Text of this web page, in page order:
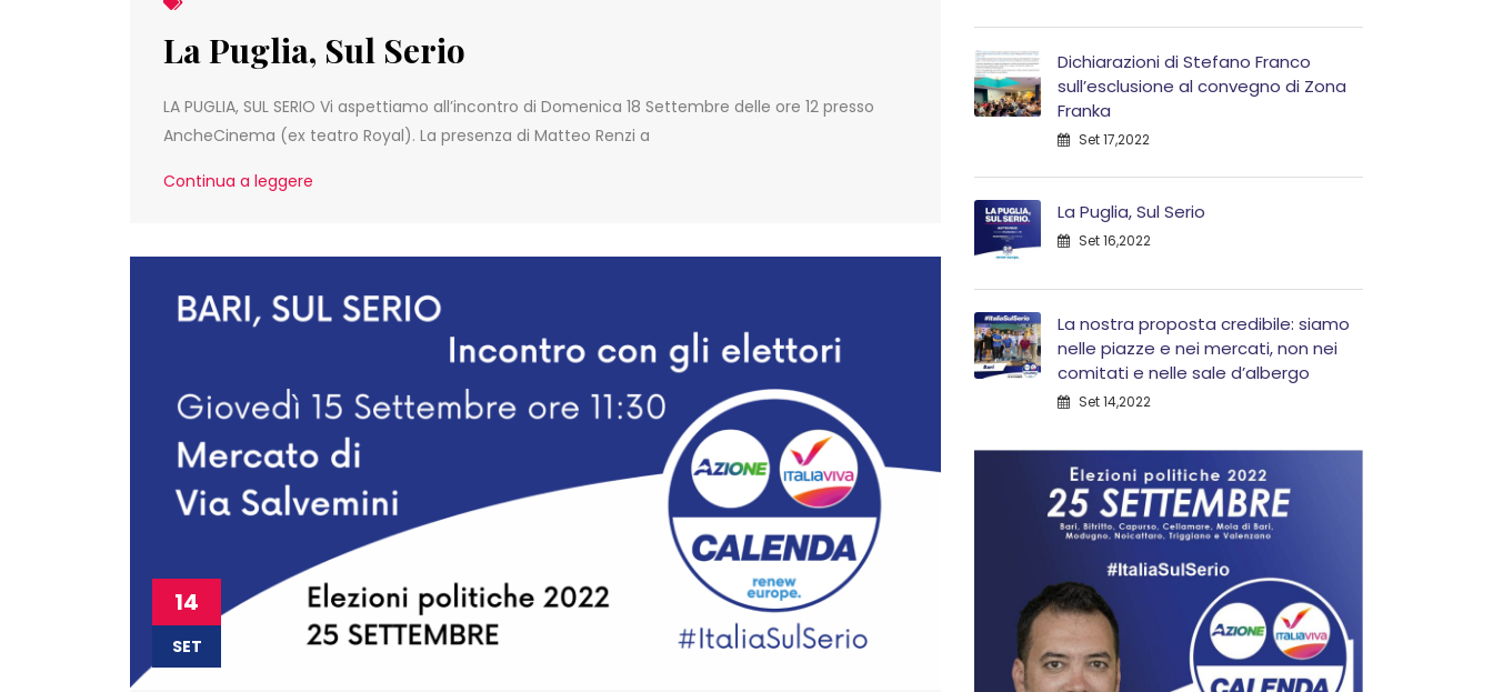
La Puglia, Sul Serio
LA PUGLIA, SUL SERIO Vi aspettiamo all’incontro di Domenica 18 Settembre delle ore 12 presso
AncheCinema (ex teatro Royal). La presenza di Matteo Renzi a
Continua a leggere
14
SET
Dichiarazioni di Stefano Franco
sull’esclusione al convegno di Zona
Franka
Set 17,2022
La Puglia, Sul Serio
Set 16,2022
La nostra proposta credibile: siamo
nelle piazze e nei mercati, non nei
comitati e nelle sale d’albergo
Set 14,2022